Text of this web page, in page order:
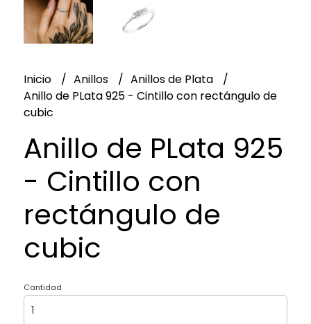
Inicio Anillos
Anillos de Plata
Anillo de PLata 925 - Cintillo con rectángulo de
cubic
Anillo de PLata 925
- Cintillo con
rectángulo de
cubic
Cantidad